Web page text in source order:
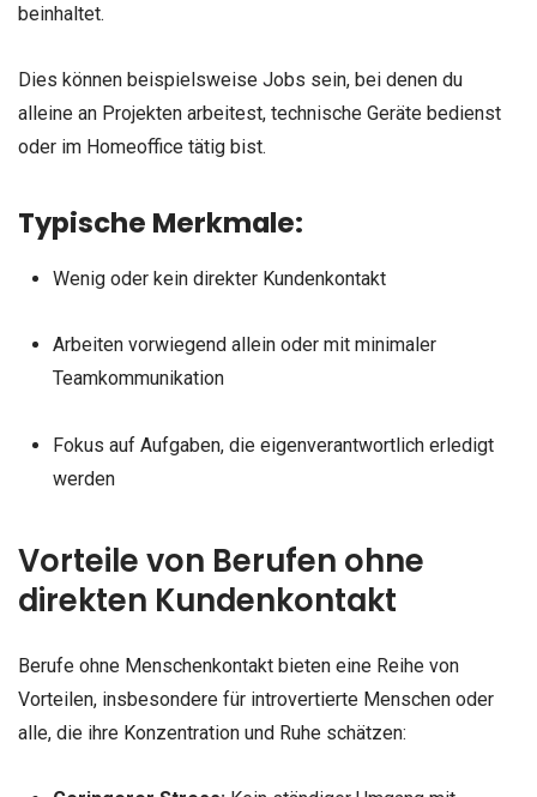
beinhaltet.
Dies können beispielsweise Jobs sein, bei denen du
alleine an Projekten arbeitest, technische Geräte bedienst
oder im Homeoffice tätig bist.
Typische Merkmale:
Wenig oder kein direkter Kundenkontakt
Arbeiten vorwiegend allein oder mit minimaler
Teamkommunikation
Fokus auf Aufgaben, die eigenverantwortlich erledigt
werden
Vorteile von Berufen ohne
direkten Kundenkontakt
Berufe ohne Menschenkontakt bieten eine Reihe von
Vorteilen, insbesondere für introvertierte Menschen oder
alle, die ihre Konzentration und Ruhe schätzen: